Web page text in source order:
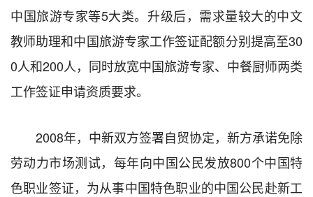
中国旅游专家等5大类。升级后，需求量较大的中文
教师助理和中国旅游专家工作签证配额分别提高至30
0人和200人，同时放宽中国旅游专家、中餐厨师两类
工作签证申请资质要求。
2008年，中新双方签署自贸协定，新方承诺免除
劳动力市场测试，每年向中国公民发放800个中国特
色职业签证，为从事中国特色职业的中国公民赴新工